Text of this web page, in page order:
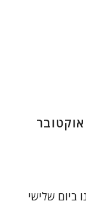
נהנו ביום שלישי